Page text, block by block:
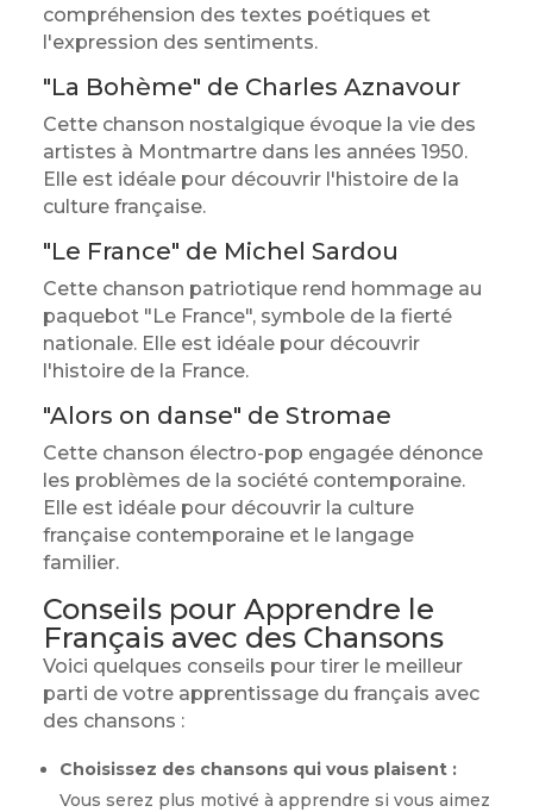
compréhension des textes poétiques et
l'expression des sentiments.
"La Bohème" de Charles Aznavour
Cette chanson nostalgique évoque la vie des
artistes à Montmartre dans les années 1950.
Elle est idéale pour découvrir l'histoire de la
culture française.
"Le France" de Michel Sardou
Cette chanson patriotique rend hommage au
paquebot "Le France", symbole de la fierté
nationale. Elle est idéale pour découvrir
l'histoire de la France.
"Alors on danse" de Stromae
Cette chanson électro-pop engagée dénonce
les problèmes de la société contemporaine.
Elle est idéale pour découvrir la culture
française contemporaine et le langage
familier.
Conseils pour Apprendre le
Français avec des Chansons
Voici quelques conseils pour tirer le meilleur
parti de votre apprentissage du français avec
des chansons :
Choisissez des chansons qui vous plaisent :
Vous serez plus motivé à apprendre si vous aimez